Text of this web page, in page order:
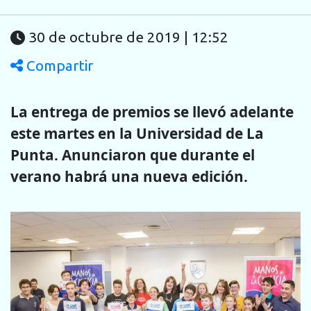
30 de octubre de 2019 | 12:52
Compartir
La entrega de premios se llevó adelante
este martes en la Universidad de La
Punta. Anunciaron que durante el
verano habrá una nueva edición.